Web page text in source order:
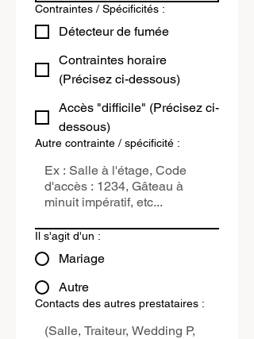
Contraintes / Spécificités :
Détecteur de fumée
Contraintes horaire
(Précisez ci-dessous)
Accès "difficile" (Précisez ci-
dessous)
Autre contrainte / spécificité :
Il s'agit d'un :
Mariage
Autre
Contacts des autres prestataires :